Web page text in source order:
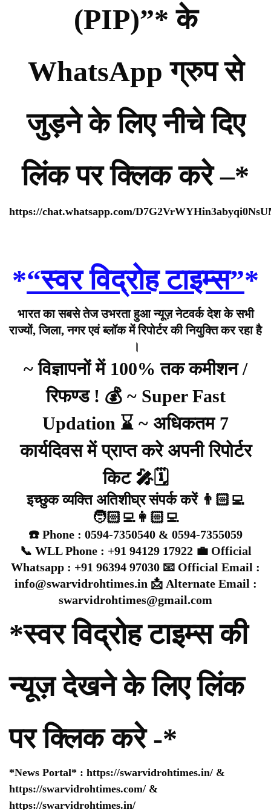
(PIP)”* के
WhatsApp ग्रुप से
जुड़ने के लिए नीचे दिए
लिंक पर क्लिक करे –*
https://chat.whatsapp.com/
*“स्वर विद्रोह टाइम्स”*
भारत का सबसे तेज उभरता हुआ न्यूज़ नेटवर्क देश के सभी
राज्यों, जिला, नगर एवं ब्लॉक में रिपोर्टर की नियुक्ति कर रहा है
।
~ विज्ञापनों में 100% तक कमीशन /
रिफण्ड ! 💰 ~ Super Fast
Updation ⌛ ~ अधिकतम 7
कार्यदिवस में प्राप्त करे अपनी रिपोर्टर
किट 🎤🗓️
इच्छुक व्यक्ति अतिशीघ्र संपर्क करें 👨🏻‍💻
🧑🏻‍💻👩🏻‍💻
☎️ Phone : 0594-7350540 & 0594-7355059
📞 WLL Phone : +91 94129 17922 💼 Official
Whatsapp : +91 96394 97030 📧 Official Email :
info@swarvidrohtimes.in 📩 Alternate Email :
swarvidrohtimes@gmail.com
*स्वर विद्रोह टाइम्स की
न्यूज़ देखने के लिए लिंक
पर क्लिक करे -*
*News Portal* : https://swarvidrohtimes.in/ &
https://swarvidrohtimes.com/ &
https://swarvidrohtimes.in/